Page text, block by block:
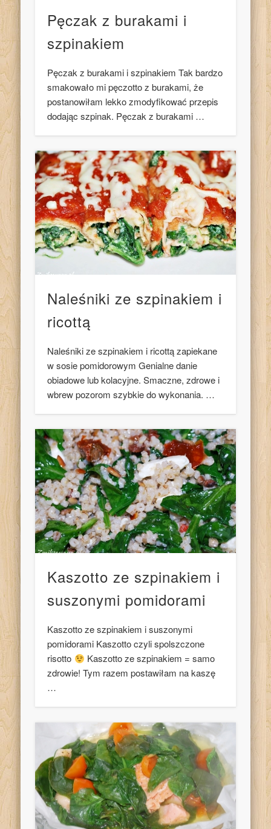
Pęczak z burakami i
szpinakiem
Pęczak z burakami i szpinakiem Tak bardzo
smakowało mi pęczotto z burakami, że
postanowiłam lekko zmodyfikować przepis
dodając szpinak. Pęczak z burakami …
Naleśniki ze szpinakiem i
ricottą
Naleśniki ze szpinakiem i ricottą zapiekane
w sosie pomidorowym Genialne danie
obiadowe lub kolacyjne. Smaczne, zdrowe i
wbrew pozorom szybkie do wykonania. …
Kaszotto ze szpinakiem i
suszonymi pomidorami
Kaszotto ze szpinakiem i suszonymi
pomidorami Kaszotto czyli spolszczone
risotto
Kaszotto ze szpinakiem = samo
zdrowie! Tym razem postawiłam na kaszę
…